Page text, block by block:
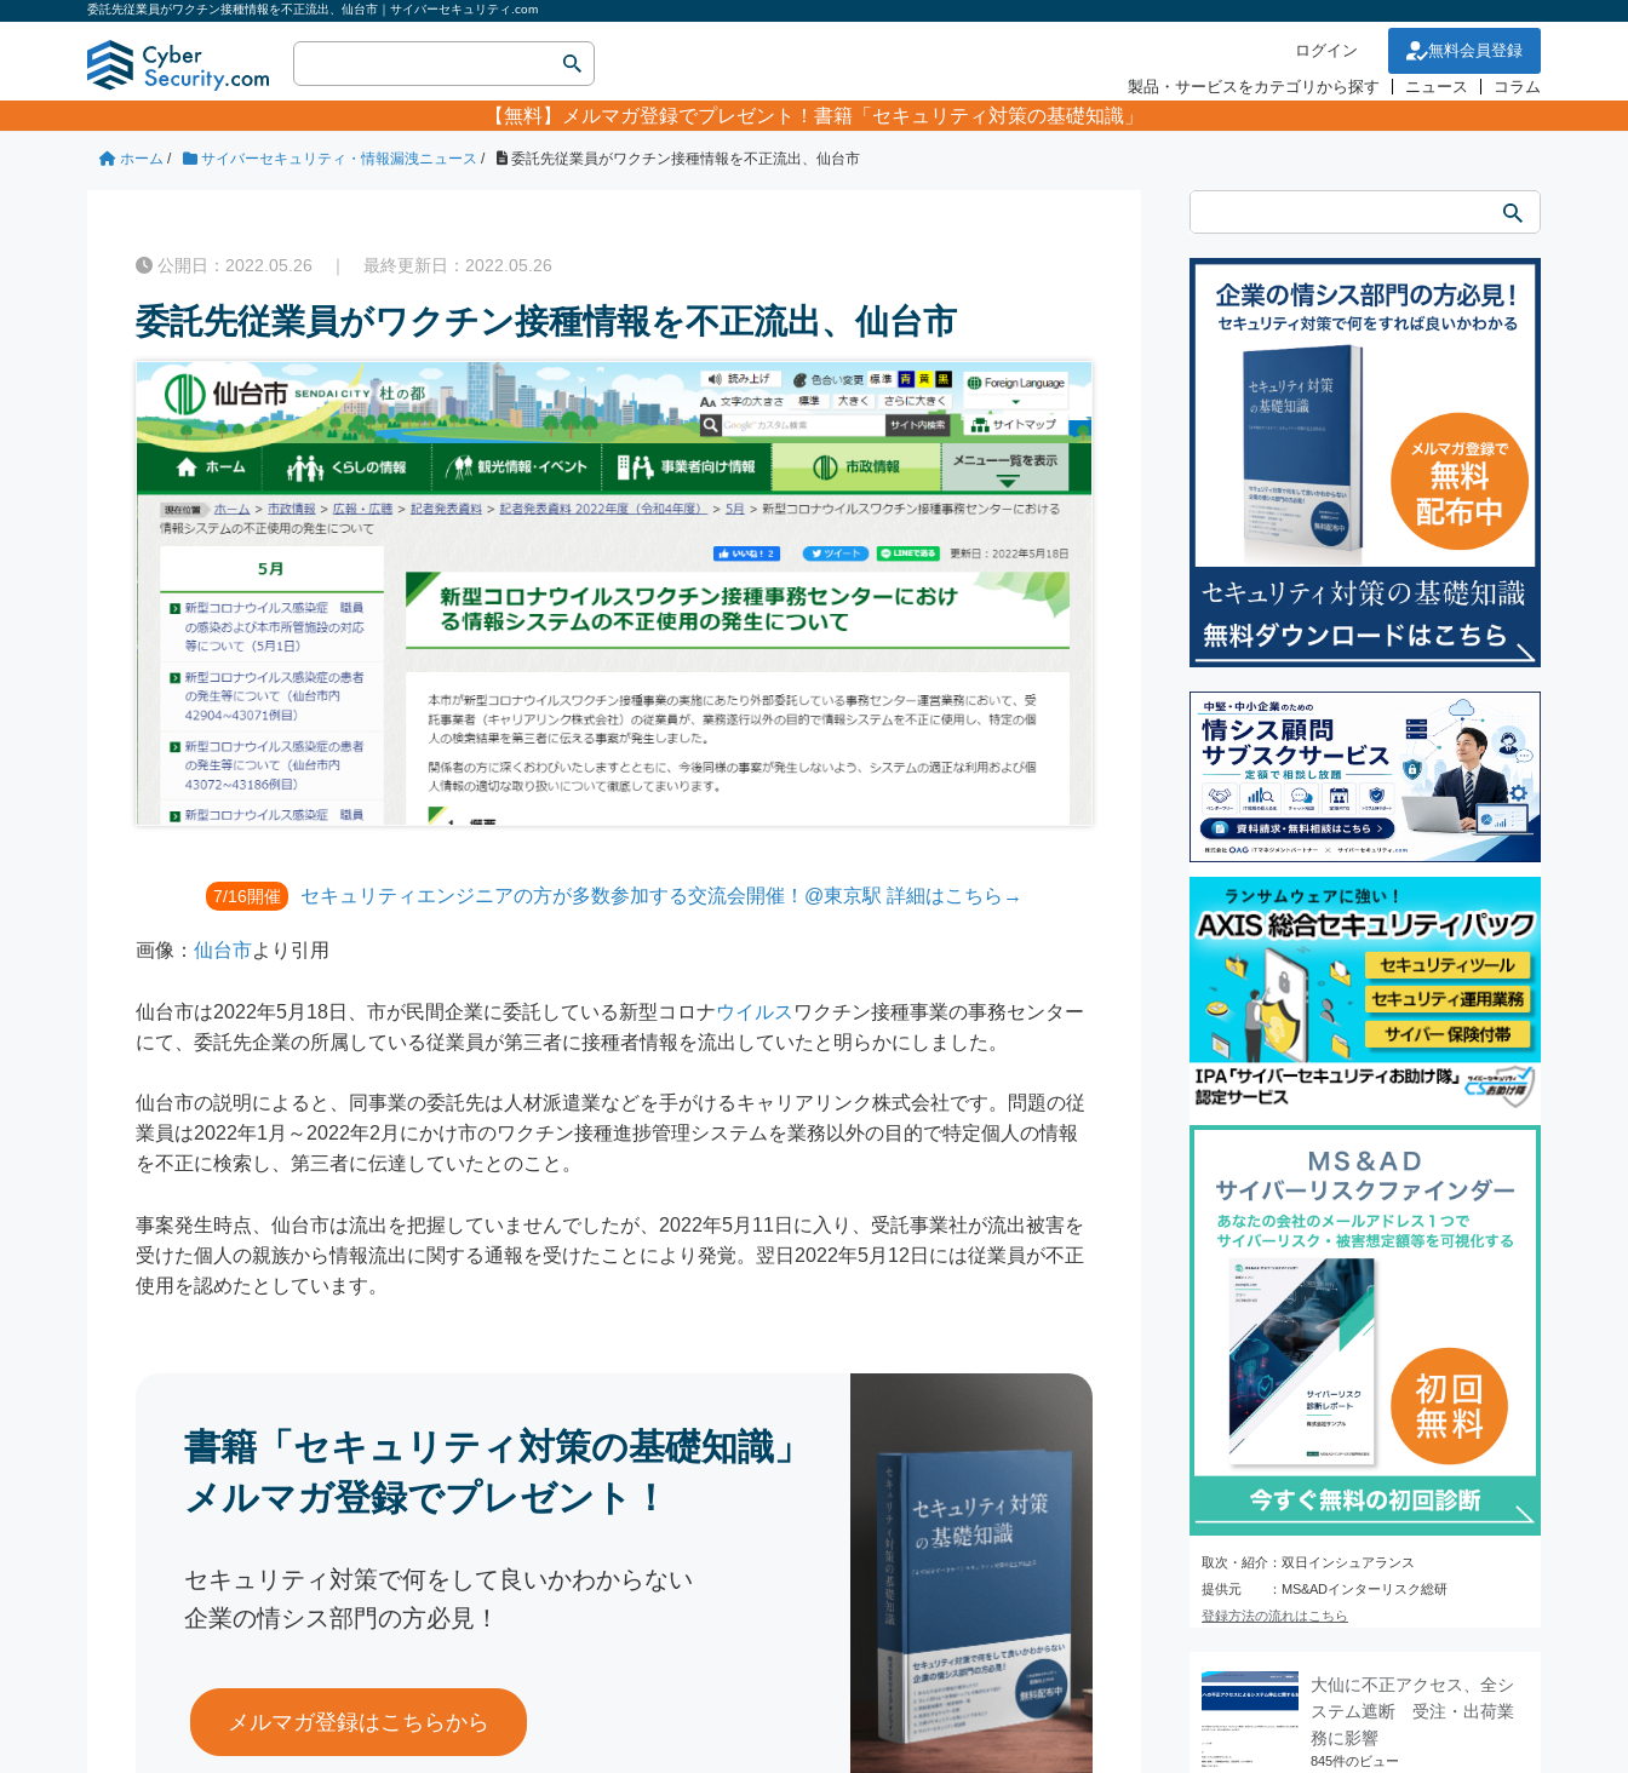
委託先従業員がワクチン接種情報を不正流出、仙台市｜サイバーセキュリティ.com
ログイン
無料会員登録
製品・サービスをカテゴリから探す
ニュース コラム
【無料】 メルマガ登録でプレゼント！書籍「セキュリティ対策の基礎知識」
ホーム / サイバーセキュリティ・情報漏洩ニュース / 委託先従業員がワクチン接種情報を不正流出、仙台市
公開日：2022.05.26 ｜ 最終更新日：2022.05.26
委託先従業員がワクチン接種情報を不正流出、仙台市
7/16開催 セキュリティエンジニアの方が多数参加する交流会開催！@東京駅 詳細はこちら→
画像： 仙台市より引用
仙台市は2022年5月18日、市が民間企業に委託している新型コロナウイルス ワクチン接種事業の事務センター
にて、委託先企業の所属している従業員が第三者に接種者情報を流出していたと明らかにしました。
仙台市の説明によると、同事業の委託先は人材派遣業などを手がけるキャリアリンク株式会社です。問題の従
業員は2022年1月～2022年2月にかけ市のワクチン接種進捗管理システムを業務以外の目的で特定個人の情報
を不正に検索し、第三者に伝達していたとのこと。
事案発生時点、仙台市は流出を把握していませんでしたが、2022年5月11日に入り、受託事業社が流出被害を
受けた個人の親族から情報流出に関する通報を受けたことにより発覚。翌日2022年5月12日には従業員が不正
使用を認めたとしています。
書籍「セキュリティ対策の基礎知識」
メルマガ登録でプレゼント！
セキュリティ対策で何をして良いかわからない
企業の情シス部門の方必見！
メルマガ登録はこちらから
取次・紹介：双日インシュアランス
提供元 ：MS&ADインターリスク総研
登録方法の流れはこちら
大仙に不正アクセス、全シ
ステム遮断 受注・出荷業
務に影響
845件のビュー